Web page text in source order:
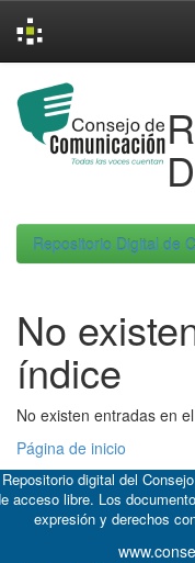
navigation
Repositorio Digital de
No
índice
No existen entradas en
Página de inicio
digital del
acceso libre. Los
expresión y derechos